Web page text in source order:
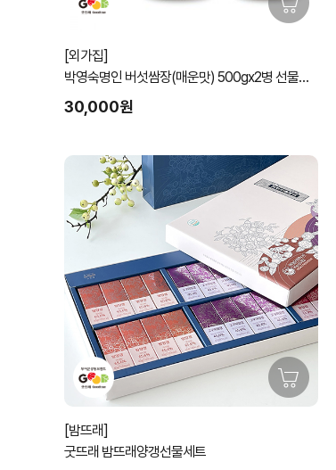
[외가집]
박영숙명인 버섯쌈장(매운맛) 500gx2병 선물세
트
30,000원
[밤뜨래]
굿뜨래 밤뜨래양갱선물세트